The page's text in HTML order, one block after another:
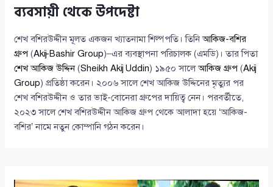
ব্যবসায়ী থেকে উপদেষ্টা
শেখ বশিরউদ্দীন মূলত একজন খ্যাতনামা শিল্পপতি। তিনিআকিজ-বশির
গ্রুপ (Akij-Bashir Group)–এর ব্যবস্থাপনা পরিচালক (এমডি)। তার পিতা
শেখ আকিজ উদ্দিন(Sheikh Akij Uddin) ১৯৫০ সালেআকিজ গ্রুপ (Akij
Group) প্রতিষ্ঠা করেন। ২০০৬ সালে শেখ আকিজ উদ্দিনের মৃত্যুর পর
শেখ বশিরউদ্দীন ও তার ভাই-বোনেরা গ্রুপের দায়িত্ব নেন। পরবর্তীতে,
২০২৩ সালে শেখ বশিরউদ্দীন আকিজ গ্রুপ থেকে আলাদা হয়ে ‘আকিজ-
বশির’ নামে নতুন কোম্পানি গঠন করেন।